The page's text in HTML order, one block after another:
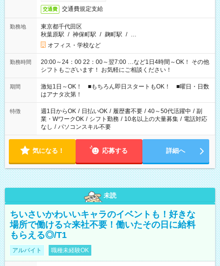
交通費 交通費規定支給
勤務地
東京都千代田区
秋葉原駅 / 神保町駅 / 麹町駅 / …
オフィス・学校など
勤務時間
20:00～24：00 22：00～翌7:00 …など1日4時間～OK！ その他
シフトもございます！ お気軽にご相談ください！
期間
激短1日～OK！ ■もちろん即日スタートもOK！ ■曜日・日数
はアナタ次第！
特徴 週1日からOK / 日払いOK / 履歴書不要 / 40～50代活躍中 / 副
業・WワークOK / シフト勤務 / 10名以上の大量募集 / 電話対応
なし / パソコンスキル不要
気になる！ 応募する 詳細へ
未読
ちいさいかわいいキャラのイベントも！好きな
場所で働ける☆来社不要！働いたその日に給料
もらえる◎/T1
アルバイト 職種未経験OK